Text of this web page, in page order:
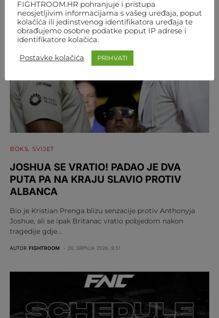
BOKS SVIJET
JOSHUA SE VRATIO! PADAO JE DVA
PUTA PA NA KRAJU SLAVIO PROTIV
ALBANCA
Bio je Kristian Prenga blizu senzacije protiv Anthonyja
Joshue, ali se ipak Britanac vratio pobjedom nakon
tragedije gdje…
AUTOR FIGHTROOM 26. SRPNJA 2026. 9:51
FIGHTROOM.HR pohranjuje i pristupa
neosjetljivim informacijama s vašeg uređaja, poput
kolačića ili jedinstvenog identifikatora uređaja te
obrađujemo osobne podatke poput IP adrese i
identifikatore kolačića.
Postavke kolačića PRIHVATI